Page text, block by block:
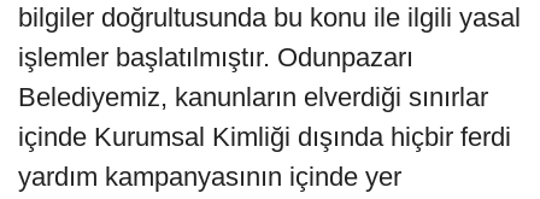
bilgiler doğrultusunda bu konu ile ilgili yasal
işlemler başlatılmıştır. Odunpazarı
Belediyemiz, kanunların elverdiği sınırlar
içinde Kurumsal Kimliği dışında hiçbir ferdi
yardım kampanyasının içinde yer